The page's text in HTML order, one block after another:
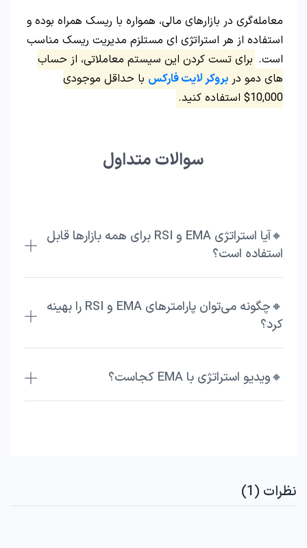
معامله‌گری در بازارهای مالی، همواره با ریسک همراه بوده و
استفاده از هر استراتژی‌ ای مستلزم مدیریت ریسک مناسب
است. برای تست کردن این سیستم معاملاتی، از حساب
های دمو در بروکر لایت فارکس با حداقل موجودی
10,000$ استفاده کنید.
سوالات متداول
🔸آیا استراتژی EMA و RSI برای همه بازارها قابل
استفاده است؟
🔸چگونه می‌توان پارامترهای EMA و RSI را بهینه
کرد؟
🔸ویدیو استراتژی با EMA کجاست؟
نظرات (1)